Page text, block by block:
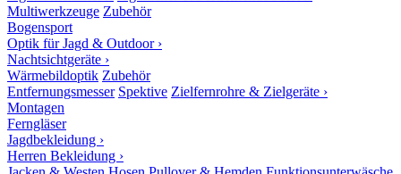
Multiwerkzeuge Zubehör
Bogensport
Optik für Jagd & Outdoor ›
Nachtsichtgeräte ›
Wärmebildoptik Zubehör
Entfernungsmesser Spektive Zielfernrohre & Zielgeräte ›
Montagen
Ferngläser
Jagdbekleidung ›
Herren Bekleidung ›